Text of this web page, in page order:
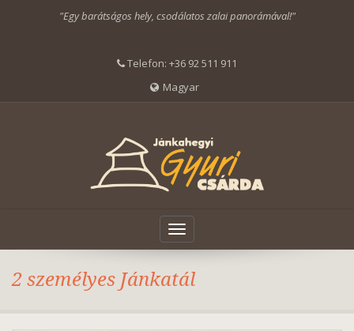
"Egy barátságos hely, csodálatos zalai panorámával!"
Telefon: +36 92 511 911
Magyar
Toggle
navigation
2 személyes Jánkatál